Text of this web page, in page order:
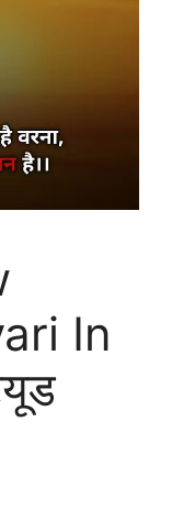
In